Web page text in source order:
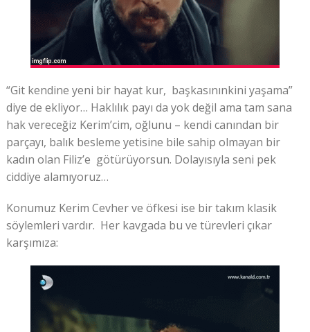
“Git kendine yeni bir hayat kur, başkasınınkini yaşama”
diye de ekliyor… Haklılık payı da yok değil ama tam sana
hak vereceğiz Kerim’cim, oğlunu – kendi canından bir
parçayı, balık besleme yetisine bile sahip olmayan bir
kadın olan Filiz’e götürüyorsun. Dolayısıyla seni pek
ciddiye alamıyoruz…
Konumuz Kerim Cevher ve öfkesi ise bir takım klasik
söylemleri vardır. Her kavgada bu ve türevleri çıkar
karşımıza: